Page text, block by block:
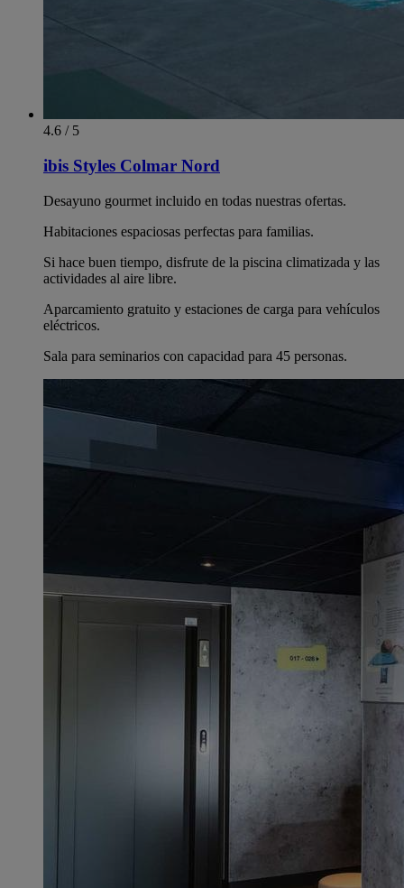
4.6 / 5
ibis Styles Colmar Nord
Desayuno gourmet incluido en todas nuestras ofertas.
Habitaciones espaciosas perfectas para familias.
Si hace buen tiempo, disfrute de la piscina climatizada y las
actividades al aire libre.
Aparcamiento gratuito y estaciones de carga para vehículos
eléctricos.
Sala para seminarios con capacidad para 45 personas.